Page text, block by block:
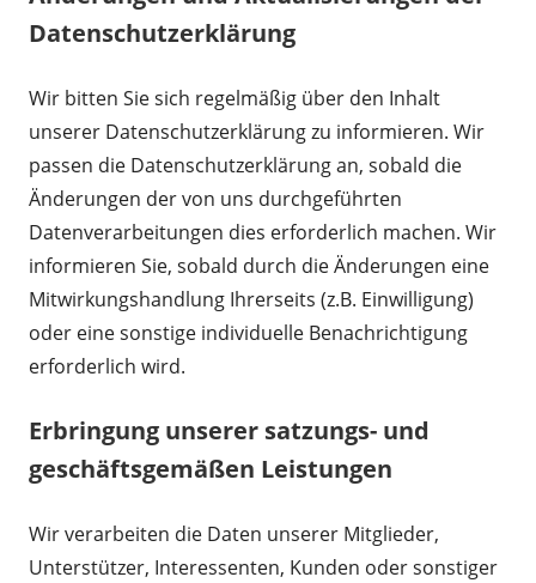
Datenschutzerklärung
Wir bitten Sie sich regelmäßig über den Inhalt
unserer Datenschutzerklärung zu informieren. Wir
passen die Datenschutzerklärung an, sobald die
Änderungen der von uns durchgeführten
Datenverarbeitungen dies erforderlich machen. Wir
informieren Sie, sobald durch die Änderungen eine
Mitwirkungshandlung Ihrerseits (z.B. Einwilligung)
oder eine sonstige individuelle Benachrichtigung
erforderlich wird.
Erbringung unserer satzungs- und
geschäftsgemäßen Leistungen
Wir verarbeiten die Daten unserer Mitglieder,
Unterstützer, Interessenten, Kunden oder sonstiger